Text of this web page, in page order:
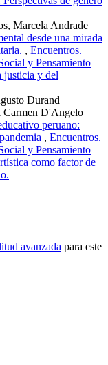
Marcela Andrade
desde una mirada
, Encuentros.
y Pensamiento
justicia y del
Durand
Carmen D'Angelo
peruano:
, Encuentros.
y Pensamiento
como factor de
avanzada para este